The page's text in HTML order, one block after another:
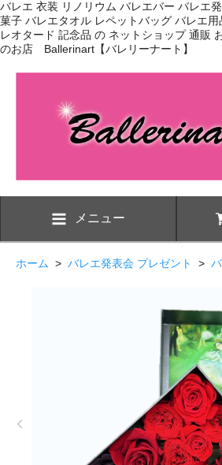
バレエ 衣装 リノリウム バレエバー バレエ
菓子 バレエタオル レペットバッグ バレエ
レオタード 記念品 の ネットショップ 通販
のお店 Ballerinart【バレリーナート】
メニュー
ホーム > バレエ発表会 プレゼント >